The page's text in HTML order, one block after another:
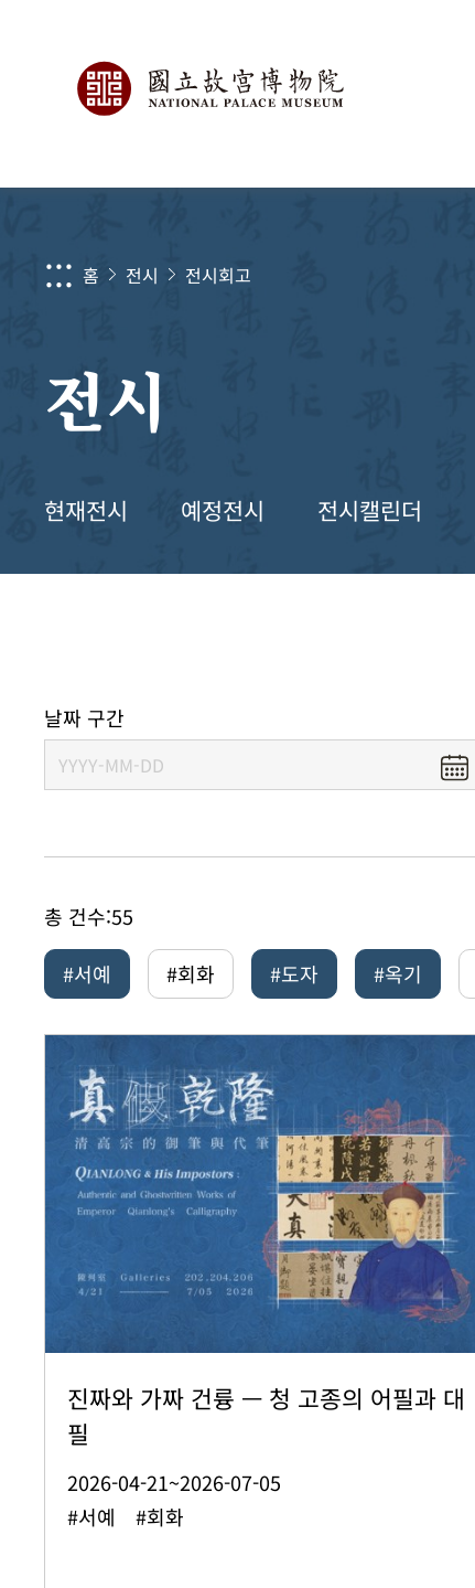
::: 홈 전시 전시회고
전시
현재전시 예정전시 전시캘린더
날짜 구간
총 건수:55
#서예
#회화 #도자 #옥기
진짜와 가짜 건륭 — 청 고종의 어필과 대
필
2026-04-21~2026-07-05
#서예 #회화